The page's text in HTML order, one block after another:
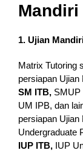
1. Ujian
Matrix Tutoring
persiapan
SM ITB, SMUP
UM IPB, dan
persiapan Ujian
Undergraduate
IUP ITB,IUP